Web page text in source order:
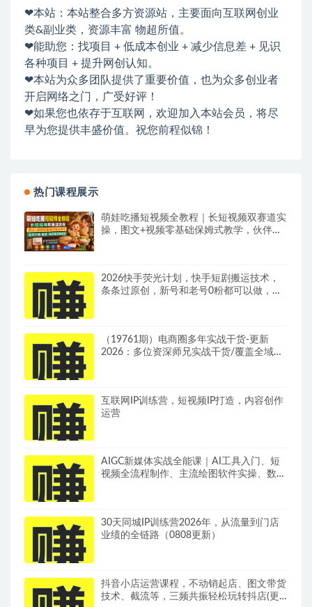
❤本站：本站整合多方资源站，主要面向互联网创业
类&副业类，资源丰富 物超所值。
❤能助您：找项目 + 低成本创业 + 减少信息差 + 见识
各种项目 + 提升网创认知。
❤本站为众多团队提供了重要价值，也为众多创业者
开启网络之门，广受好评！
❤如果您也依存于互联网，欢迎加入本站会员，将尽
早为您提供丰盛价值。祝您前程似锦！
热门课程展示
萌娃吃播短视频全教程｜长短视频双赛道实
操，图文+视频零基础保姆式教学，伙伴计
2026快手荧光计划，快手短剧搬运技术，
条条过原创，新号和老号0粉都可以做，有
（19761期）电商圈多年实战干货-更新
2026：多位资深师兄实战干货/覆盖全域平
互联网IP训练营，短视频IP打造，内容创作
运营
AIGC新媒体实战全能课｜AI工具入门、短
视频全流程制作、主流绘图软件实操、数字
30天同城IP训练营2026年，从流量到门店
业绩的全链路（0808更新）
抖音小店运营课程，不动销起店、图文带货
技术、截流等，三频共振轻松玩转抖店(更